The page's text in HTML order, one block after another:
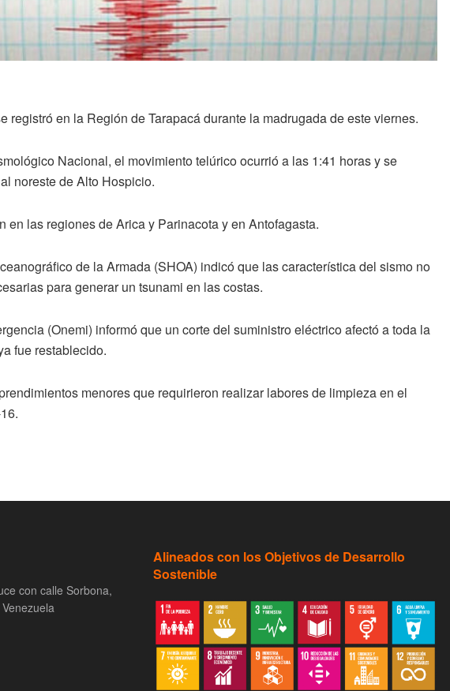
registró en la Región de Tarapacá durante la madrugada de este viernes.
Nacional, el movimiento telúrico ocurrió a las 1:41 horas y se
noreste de Alto Hospicio.
en las regiones de Arica y Parinacota y en Antofagasta.
de la Armada (SHOA) indicó que las característica del sismo no
para generar un tsunami en las costas.
(Onemi) informó que un corte del suministro eléctrico afectó a toda la
fue restablecido.
menores que requirieron realizar labores de limpieza en el
con calle Sorbona,
Alineados con los Objetivos de Desarrollo
Sostenible